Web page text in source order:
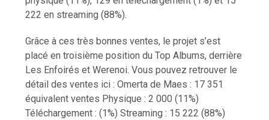
222 en streaming (88%).
Grâce à ces très bonnes ventes, le projet s’est
placé en troisième position du Top Albums, derrière
Les Enfoirés et Werenoi. Vous pouvez retrouver le
détail des ventes ici : Omerta de Maes : 17 351
équivalent ventes Physique : 2 000 (11%)
Téléchargement : (1%) Streaming : 15 222 (88%)